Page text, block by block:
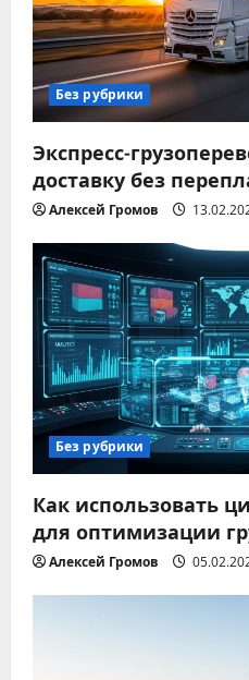
Без рубрики
Экспресс-
доставку без
Алексей Громов
Без рубрики
Как использовать
для оптимизации
Алексей Громов